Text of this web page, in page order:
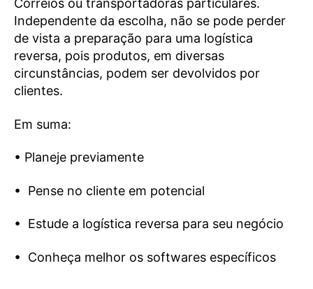
Correios ou transportadoras particulares.
Independente da escolha, não se pode perder
de vista a preparação para uma logística
reversa, pois produtos, em diversas
circunstâncias, podem ser devolvidos por
clientes.
Em suma:
• Planeje previamente
• Pense no cliente em potencial
• Estude a logística reversa para seu negócio
• Conheça melhor os softwares específicos